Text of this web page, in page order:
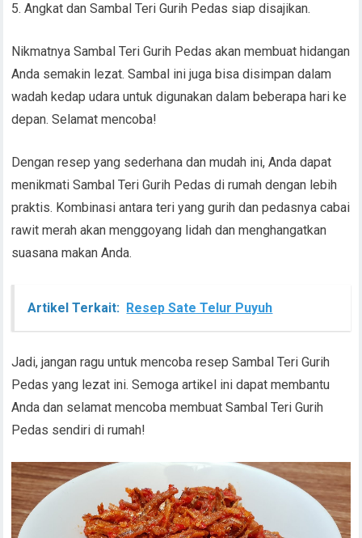
5. Angkat dan Sambal Teri Gurih Pedas siap disajikan.
Nikmatnya Sambal Teri Gurih Pedas akan membuat hidangan
Anda semakin lezat. Sambal ini juga bisa disimpan dalam
wadah kedap udara untuk digunakan dalam beberapa hari ke
depan. Selamat mencoba!
Dengan resep yang sederhana dan mudah ini, Anda dapat
menikmati Sambal Teri Gurih Pedas di rumah dengan lebih
praktis. Kombinasi antara teri yang gurih dan pedasnya cabai
rawit merah akan menggoyang lidah dan menghangatkan
suasana makan Anda.
Artikel Terkait: Resep Sate Telur Puyuh
Jadi, jangan ragu untuk mencoba resep Sambal Teri Gurih
Pedas yang lezat ini. Semoga artikel ini dapat membantu
Anda dan selamat mencoba membuat Sambal Teri Gurih
Pedas sendiri di rumah!